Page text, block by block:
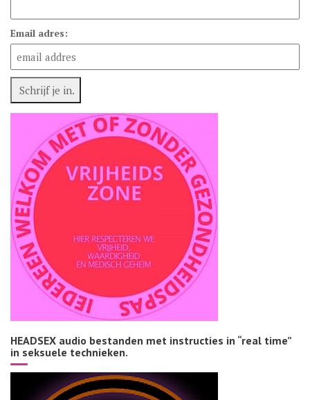
Email adres:
HEADSEX audio bestanden met instructies in “real time”
in seksuele technieken.